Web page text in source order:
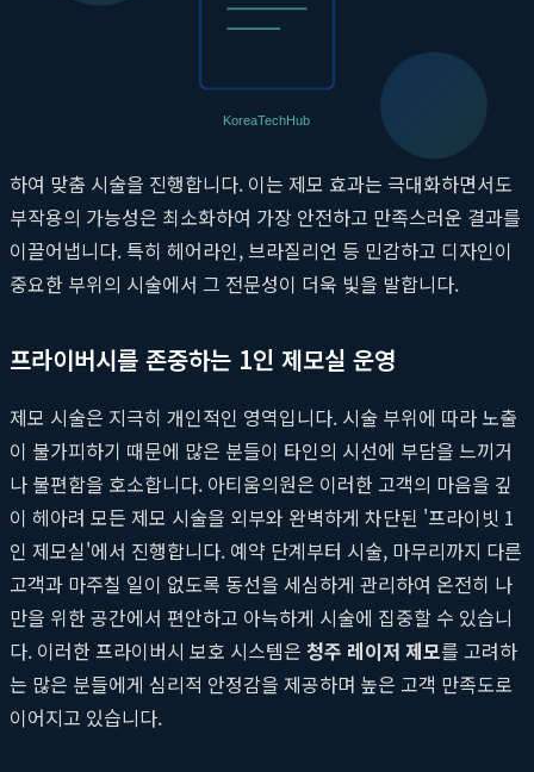
사람마다 피부 톤과 민감도, 털의 굵기와 밀도는 모두 다릅니다.
아티움의원에서는 시술 전, 충분한 상담을 통해 개인의 특성을 면
밀히 파악하고 가장 효과적인 시술 계획을 수립합니다. 풍부한 임
상 경험을 갖춘 의료진이 직접 피부 상태를 진단하고,
장비의 에너지 값과 조사 속도 등을 미세하게 조절
하여 맞춤 시술을 진행합니다. 이는 제모 효과는 극대화하면서도
부작용의 가능성은 최소화하여 가장 안전하고 만족스러운 결과를
이끌어냅니다. 특히 헤어라인, 브라질리언 등 민감하고 디자인이
중요한 부위의 시술에서 그 전문성이 더욱 빛을 발합니다.
프라이버시를 존중하는 1인 제모실 운영
제모 시술은 지극히 개인적인 영역입니다. 시술 부위에 따라 노출
이 불가피하기 때문에 많은 분들이 타인의 시선에 부담을 느끼거
나 불편함을 호소합니다. 아티움의원은 이러한 고객의 마음을 깊
이 헤아려 모든 제모 시술을 외부와 완벽하게 차단된 '프라이빗 1
인 제모실'에서 진행합니다. 예약 단계부터 시술, 마무리까지 다른
고객과 마주칠 일이 없도록 동선을 세심하게 관리하여 온전히 나
만을 위한 공간에서 편안하고 아늑하게 시술에 집중할 수 있습니
다. 이러한 프라이버시 보호 시스템은 청주 레이저 제모를 고려하
는 많은 분들에게 심리적 안정감을 제공하며 높은 고객 만족도로
이어지고 있습니다.